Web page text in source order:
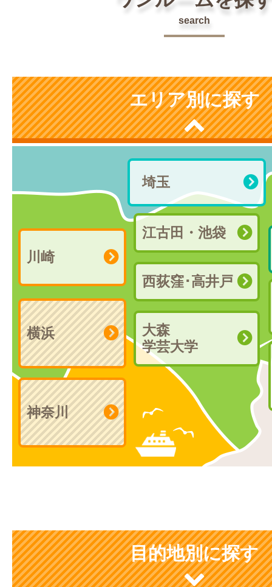
search
エリア別に探す
埼玉
神奈川
江古田・池袋
西荻窪･高井戸
大森
学芸大学
川崎
横浜
目的地別に探す